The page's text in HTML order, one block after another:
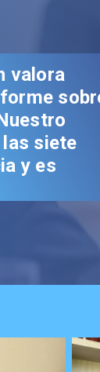
de
un hito
de